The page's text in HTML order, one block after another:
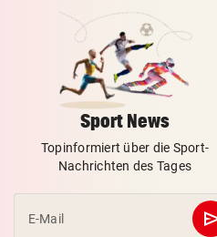
Bein zu verlieren
SKURRILES SPIEL
Zwangspause: „Seltsam! So
etwas kommt nie vor“
FLUCH DER KARIBIK
Rückschlag kam für „Captain
Colin“ im Zeitfahren
Sport News
Topinformiert über die Sport-
Nachrichten des Tages
E-Mail